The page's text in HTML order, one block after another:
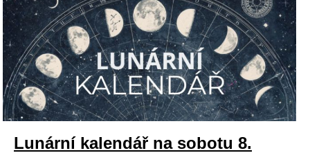
Lunární kalendář na sobotu 8.